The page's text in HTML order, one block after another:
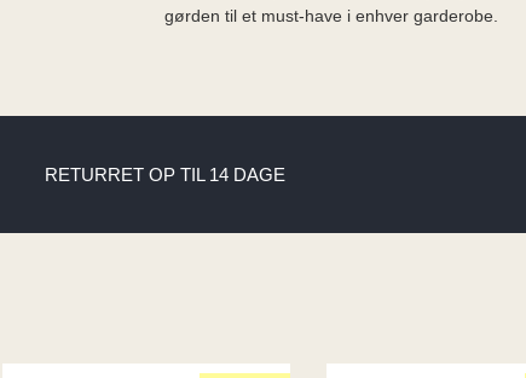
gørden til et must-have i enhver garderobe.
RETURRET OP TIL 14 DAGE